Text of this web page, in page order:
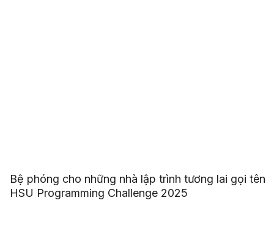
Bệ phóng cho những nhà lập trình tương lai gọi tên
HSU Programming Challenge 2025